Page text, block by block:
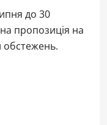
до 30
пропозиція на
обстежень.